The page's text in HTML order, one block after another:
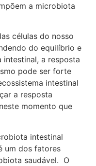
a microbiota
células do nosso
do equilíbrio e
a resposta
pode ser forte
intestinal
a resposta
momento que
intestinal
um dos fatores
saudável. O